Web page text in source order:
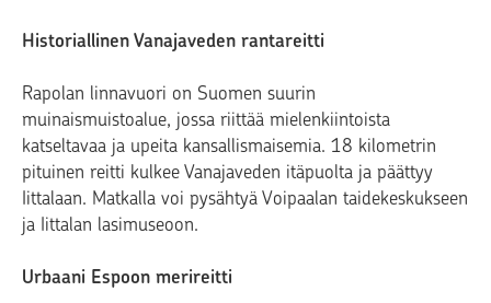
Historiallinen Vanajaveden rantareitti
Rapolan linnavuori on Suomen suurin
muinaismuistoalue, jossa riittää mielenkiintoista
katseltavaa ja upeita kansallismaisemia. 18 kilometrin
pituinen reitti kulkee Vanajaveden itäpuolta ja päättyy
Iittalaan. Matkalla voi pysähtyä Voipaalan taidekeskukseen
ja Iittalan lasimuseoon.
Urbaani Espoon merireitti